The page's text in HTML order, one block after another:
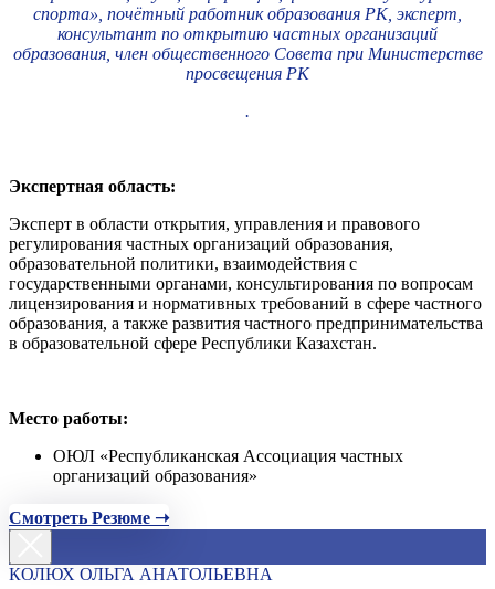
спорта», почётный работник образования РК, эксперт,
консультант по открытию частных организаций
образования, член общественного Совета при Министерстве
просвещения РК
.
Экспертная область:
Эксперт в области открытия, управления и правового
регулирования частных организаций образования,
образовательной политики, взаимодействия с
государственными органами, консультирования по вопросам
лицензирования и нормативных требований в сфере частного
образования, а также развития частного предпринимательства
в образовательной сфере Республики Казахстан.
Место работы:
ОЮЛ «Республиканская Ассоциация частных
организаций образования»
Смотреть Резюме ➝
КОЛЮХ ОЛЬГА АНАТОЛЬЕВНА